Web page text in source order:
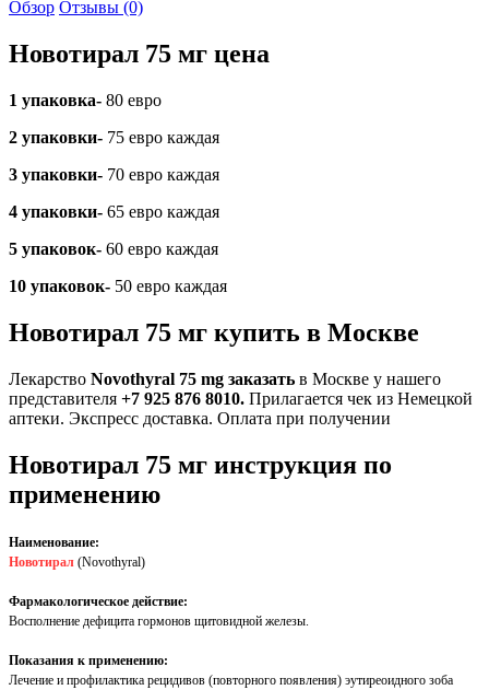
Обзор Отзывы (0)
Новотирал 75 мг цена
1 упаковка- 80 евро
2 упаковки- 75 евро каждая
3 упаковки- 70 евро каждая
4 упаковки- 65 евро каждая
5 упаковок- 60 евро каждая
10 упаковок- 50 евро каждая
Новотирал 75 мг купить в Москве
Лекарство Novothyral 75 mg заказать в Москве у нашего
представителя +7 925 876 8010. Прилагается чек из Немецкой
аптеки. Экспресс доставка. Оплата при получении
Новотирал 75 мг инструкция по
применению
Наименование:
Новотирал (Novothyral)
Фармакологическое действие:
Восполнение дефицита гормонов щитовидной железы.
Показания к применению:
Лечение и профилактика рецидивов (повторного появления) эутиреоидного зоба